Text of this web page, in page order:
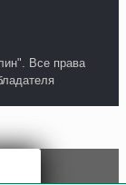
Все права